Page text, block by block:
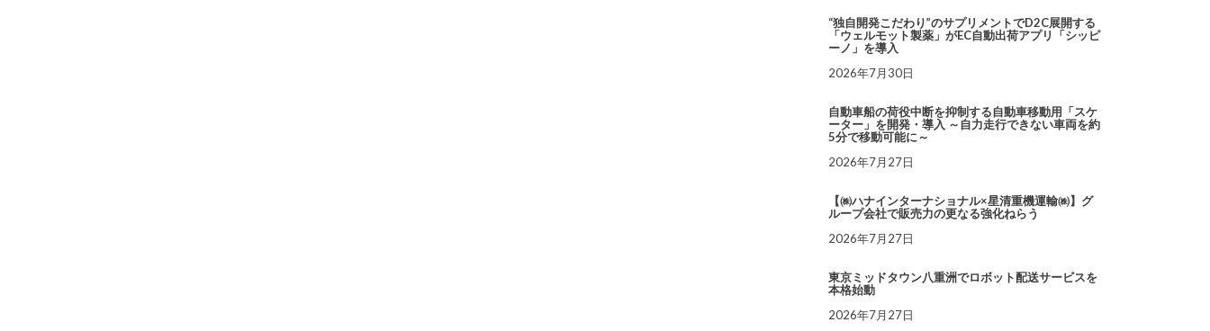
“独自開発こだわり”のサプリメントでD2C展開する
「ウェルモット製薬」がEC自動出荷アプリ「シッピ
ーノ」を導入
2026年7月30日
自動車船の荷役中断を抑制する自動車移動用「スケ
ーター」を開発・導入 ～自力走行できない車両を約
5分で移動可能に～
2026年7月27日
【㈱ハナインターナショナル×星清重機運輸㈱】グ
ループ会社で販売力の更なる強化ねらう
2026年7月27日
東京ミッドタウン八重洲でロボット配送サービスを
本格始動
2026年7月27日